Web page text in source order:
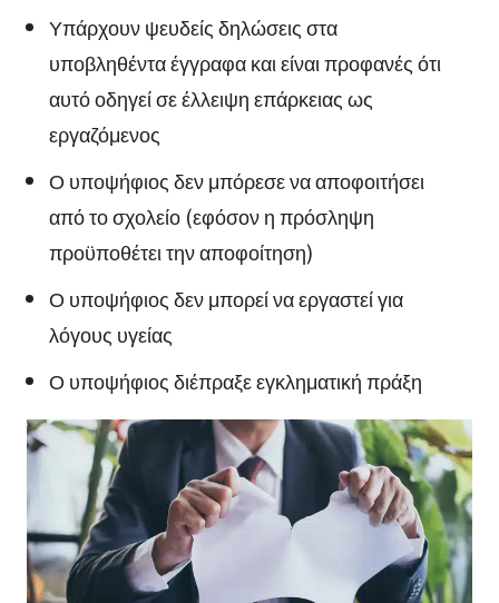
Υπάρχουν ψευδείς δηλώσεις στα
υποβληθέντα έγγραφα και είναι προφανές ότι
αυτό οδηγεί σε έλλειψη επάρκειας ως
εργαζόμενος
Ο υποψήφιος δεν μπόρεσε να αποφοιτήσει
από το σχολείο (εφόσον η πρόσληψη
προϋποθέτει την αποφοίτηση)
Ο υποψήφιος δεν μπορεί να εργαστεί για
λόγους υγείας
Ο υποψήφιος διέπραξε εγκληματική πράξη